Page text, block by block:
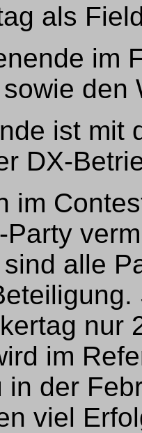
als
im
den
ist mit
DX-
im
Party
alle
nur
im
in der
viel